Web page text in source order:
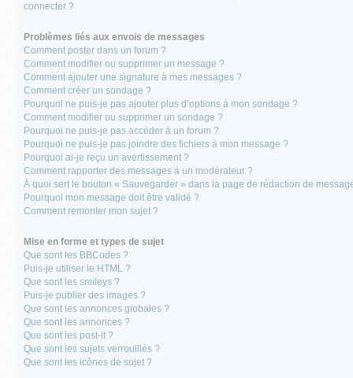
connecter ?
Problèmes liés aux envois de messages
Comment poster dans un forum ?
Comment modifier ou supprimer un message ?
Comment ajouter une signature à mes messages ?
Comment créer un sondage ?
Pourquoi ne puis-je pas ajouter plus d’options à mon sondage ?
Comment modifier ou supprimer un sondage ?
Pourquoi ne puis-je pas accéder à un forum ?
Pourquoi ne puis-je pas joindre des fichiers à mon message ?
Pourquoi ai-je reçu un avertissement ?
Comment rapporter des messages à un modérateur ?
À quoi sert le bouton « Sauvegarder » dans la page de rédaction de
Pourquoi mon message doit être validé ?
Comment remonter mon sujet ?
Mise en forme et types de sujet
Que sont les BBCodes ?
Puis-je utiliser le HTML ?
Que sont les smileys ?
Puis-je publier des images ?
Que sont les annonces globales ?
Que sont les annonces ?
Que sont les post-it ?
Que sont les sujets verrouillés ?
Que sont les icônes de sujet ?